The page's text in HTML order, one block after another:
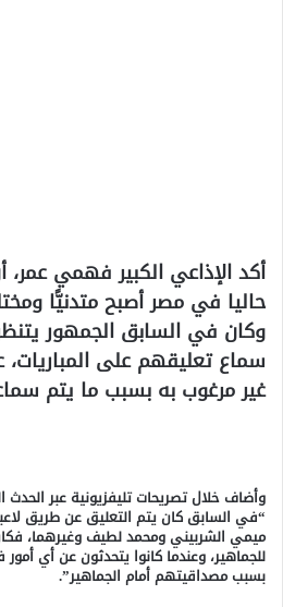
أكد الإذاعي الكبير فهمي
حاليا في مصر أصبح متدنيًّا
وكان في السابق الجمهور
سماع تعليقهم على
غير مرغوب به بسبب ما يتم
وأضاف خلال تصريحات تليفزيونية عبر الحدث
“في السابق كان يتم التعليق عن طريق
ميمي الشربيني ومحمد لطيف وغيرهما،
للجماهير، وعندما كانوا يتحدثون عن أي
بسبب مصداقيتهم أمام الجماهير”.